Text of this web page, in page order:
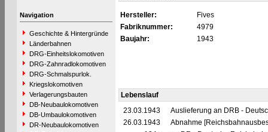
Navigation
Geschichte & Hintergründe
Länderbahnen
DRG-Einheitslokomotiven
DRG-Zahnradlokomotiven
DRG-Schmalspurlok.
Kriegslokomotiven
Verlagerungsbauten
DB-Neubaulokomotiven
DB-Umbaulokomotiven
DR-Neubaulokomotiven
Hersteller:
Fives
Fabriknummer:
4979
Baujahr:
1943
Lebenslauf
23.03.1943
Auslieferung an DRB -
26.03.1943
Abnahme